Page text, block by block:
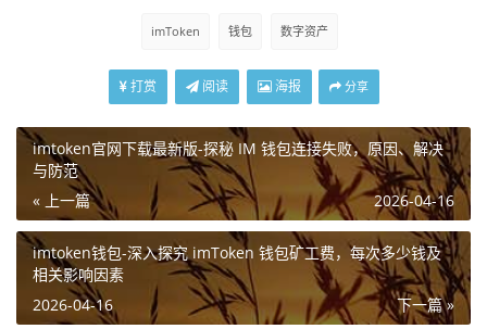
imToken 钱包 数字资产
打赏 阅读 海报 分享
imtoken官网下载最新版-探秘 IM 钱包连接失败，原因、解决
与防范
« 上一篇
2026-04-16
imtoken钱包-深入探究 imToken 钱包矿工费，每次多少钱及
相关影响因素
下一篇 »
2026-04-16